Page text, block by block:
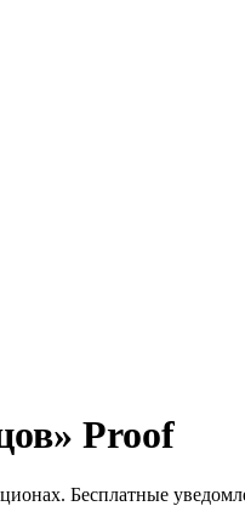
Proof
Бесплатные